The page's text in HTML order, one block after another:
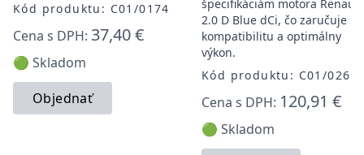
Kód produktu: C01/0174
Cena s DPH: 37,40 €
🟢 Skladom
Objednať
špecifikáciám motora Renault
2.0 D Blue dCi, čo zaručuje
kompatibilitu a optimálny
výkon.
Kód produktu: C01/0261
Cena s DPH: 120,91 €
🟢 Skladom